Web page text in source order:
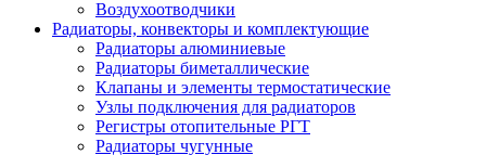
Воздухоотводчики
Радиаторы, конвекторы и комплектующие
Радиаторы алюминиевые
Радиаторы биметаллические
Клапаны и элементы термостатические
Узлы подключения для радиаторов
Регистры отопительные РГТ
Радиаторы чугунные